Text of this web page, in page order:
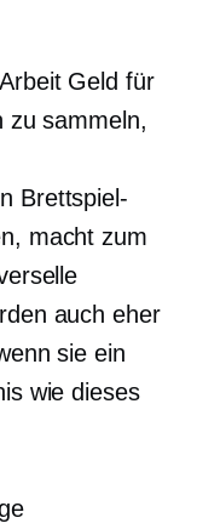
Geld für
zu sammeln,
Brettspiel-
macht zum
auch eher
sie ein
wie dieses